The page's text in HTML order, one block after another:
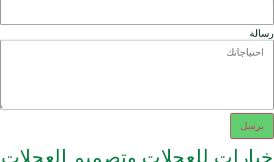
رسالة
يرسل
خيارات للعجلات وتصميم العجلات